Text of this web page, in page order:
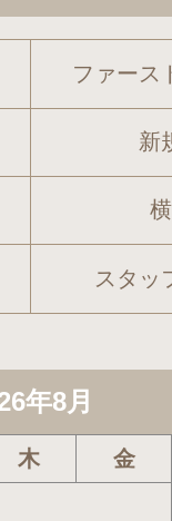
ファース
新
スタッ
年8月
木 金